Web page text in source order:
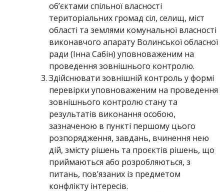
об’єктами спільної власності
територіальних громад сіл, селищ, міст
області та землями комунальної власності
виконавчого апарату Волинської обласної
ради (Інна Сабін) уповноваженим на
проведення зовнішнього контролю.
Здійснювати зовнішній контроль у формі
перевірки уповноваженим на проведення
зовнішнього контролю стану та
результатів виконання особою,
зазначеною в пункті першому цього
розпорядження, завдань, вчинення нею
дій, змісту рішень та проєктів рішень, що
приймаються або розробляються, з
питань, пов’язаних із предметом
конфлікту інтересів.